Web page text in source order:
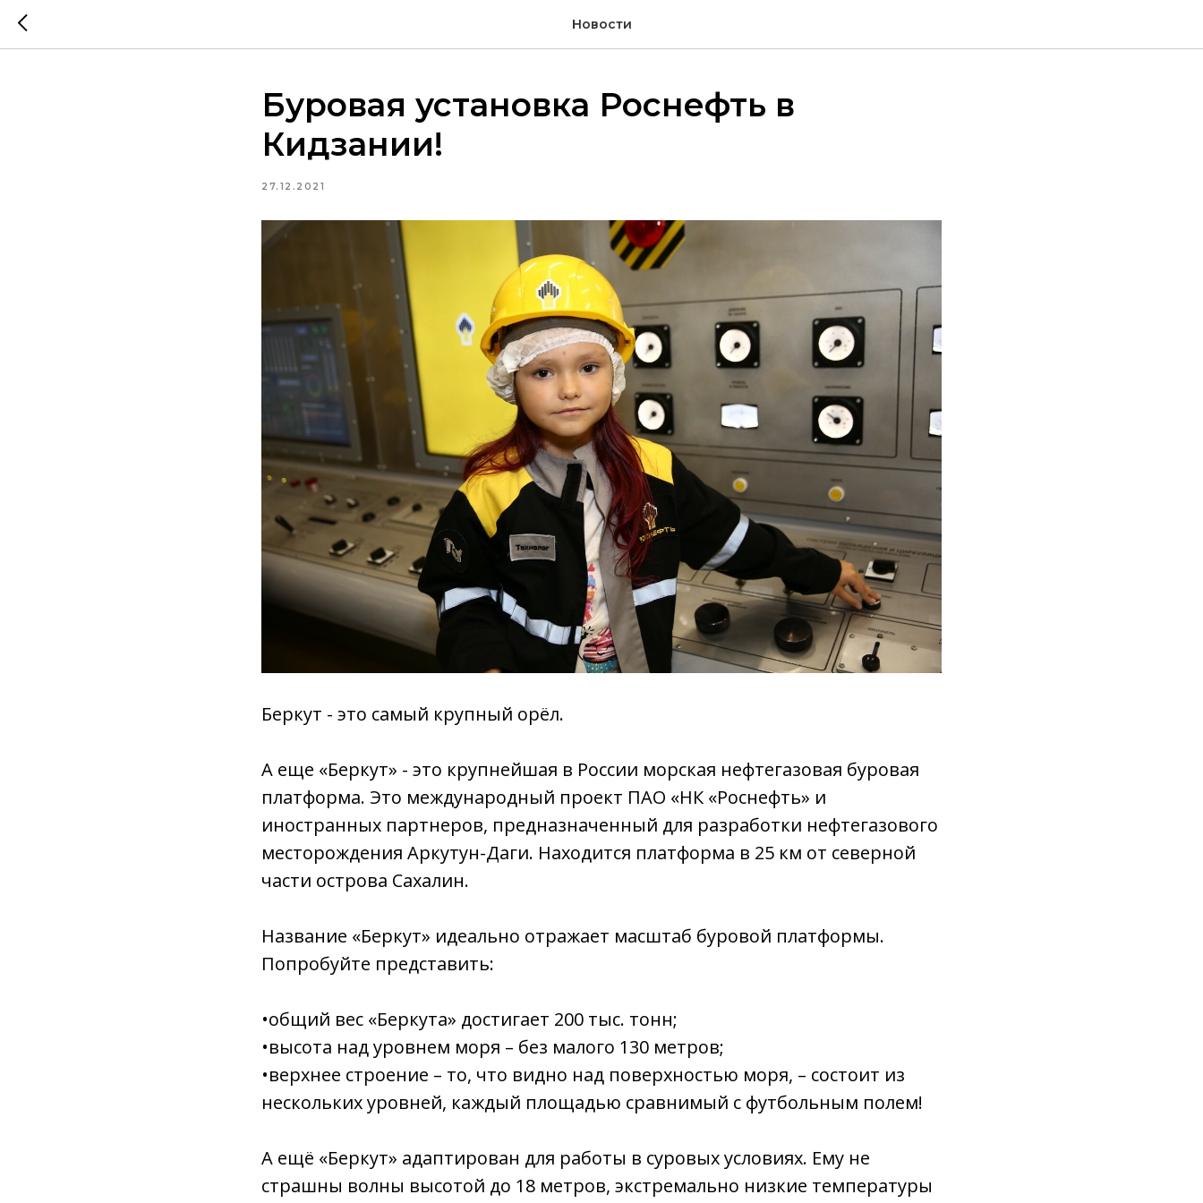
Новости
Буровая установка Роснефть в
Кидзании!
27.12.2021
Беркут - это самый крупный орёл.
А еще «Беркут» - это крупнейшая в России морская нефтегазовая буровая
платформа. Это международный проект ПАО «НК «Роснефть» и
иностранных партнеров, предназначенный для разработки нефтегазового
месторождения Аркутун-Даги. Находится платформа в 25 км от северной
части острова Сахалин.
Название «Беркут» идеально отражает масштаб буровой платформы.
Попробуйте представить:
•общий вес «Беркута» достигает 200 тыс. тонн;
•высота над уровнем моря – без малого 130 метров;
•верхнее строение – то, что видно над поверхностью моря, – состоит из
нескольких уровней, каждый площадью сравнимый с футбольным полем!
А ещё «Беркут» адаптирован для работы в суровых условиях. Ему не
страшны волны высотой до 18 метров, экстремально низкие температуры